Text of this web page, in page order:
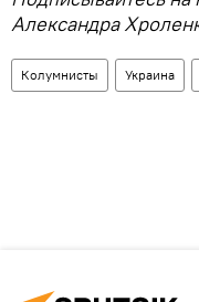
Александра
Колумнисты Украина